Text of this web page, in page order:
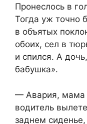
Пронеслось в
Тогда уж точно
в объятых
обоих, сел в
и спился. А
бабушка».
— Авария, мама
водитель
заднем